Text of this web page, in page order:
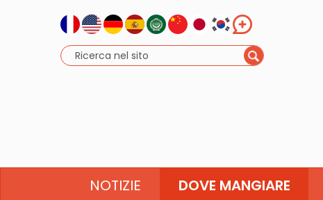
NOTIZIE DOVE MANGIARE